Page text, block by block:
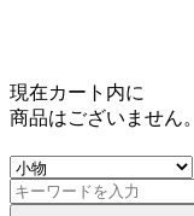
現在カート内に
商品はございません。